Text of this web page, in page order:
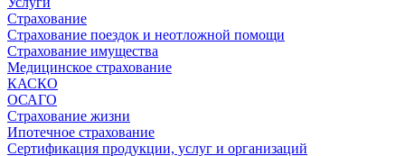
Страхование
Страхование поездок и неотложной помощи
Страхование имущества
Медицинское страхование
КАСКО
ОСАГО
Страхование жизни
Ипотечное страхование
Сертификация продукции, услуг и организаций